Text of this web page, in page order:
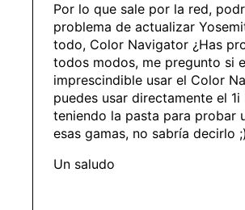
Por lo que sale por la red,
problema de actualizar
todo, Color Navigator ¿Has
todos modos, me pregunto si
imprescindible usar el Color
puedes usar directamente el 1i
teniendo la pasta para probar
esas gamas, no sabría decirlo ;)
Un saludo